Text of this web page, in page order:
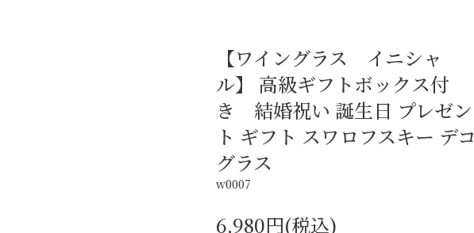
【ワイングラス イニシャ
ル】 高級ギフトボックス付
き 結婚祝い 誕生日 プレゼン
ト ギフト スワロフスキー デコ
グラス
w0007
6,980円(税込)